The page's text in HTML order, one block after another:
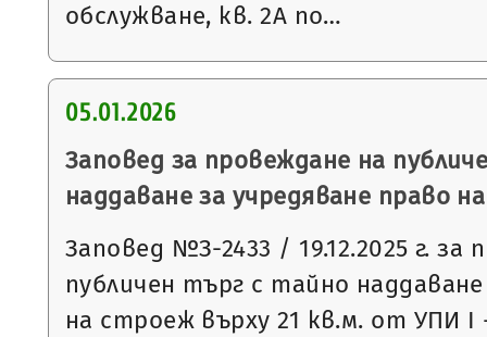
обслужване, кв. 2А по…
05.01.2026
Заповед за провеждане на
наддаване за учредяване право
Заповед №З-2433 / 19.12.2025 г. за
публичен търг с тайно
на строеж върху 21 кв.м. от УПИ